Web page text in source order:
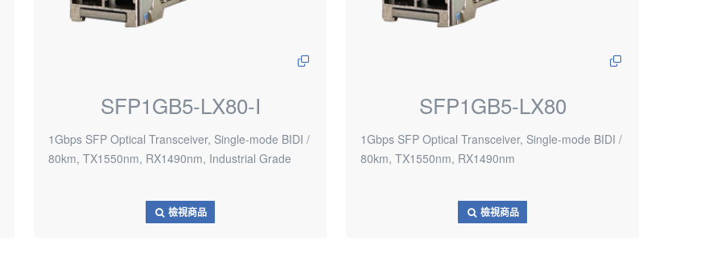
SFP1GB5-LX80-I
1Gbps SFP Optical Transceiver, Single-mode BIDI /
80km, TX1550nm, RX1490nm, Industrial Grade
檢視商品
SFP1GB5-LX80
1Gbps SFP Optical Transceiver, Single-mode BIDI /
80km, TX1550nm, RX1490nm
檢視商品